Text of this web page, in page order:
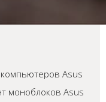
Asus
моноблоков Asus